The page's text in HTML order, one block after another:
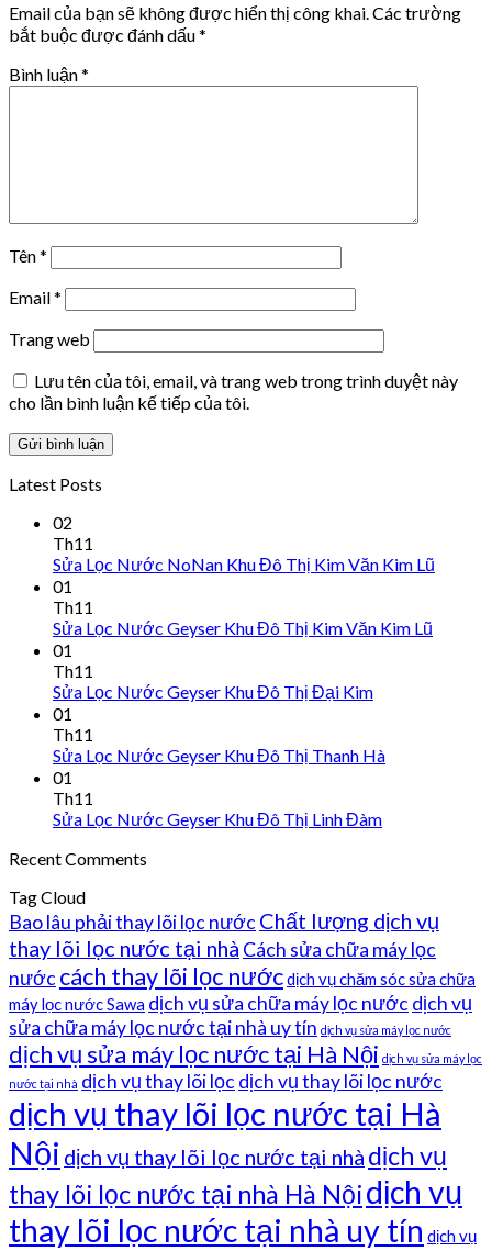
Email của bạn sẽ không được hiển thị công khai. Các trường
bắt buộc được đánh dấu*
Bình luận*
Tên*
Email*
Trang web
Lưu tên của tôi, email, và trang web trong trình duyệt này
cho lần bình luận kế tiếp của tôi.
Latest Posts
02
Th11
Sửa Lọc Nước NoNan Khu Đô Thị Kim Văn Kim Lũ
01
Th11
Sửa Lọc Nước Geyser Khu Đô Thị Kim Văn Kim Lũ
01
Th11
Sửa Lọc Nước Geyser Khu Đô Thị Đại Kim
01
Th11
Sửa Lọc Nước Geyser Khu Đô Thị Thanh Hà
01
Th11
Sửa Lọc Nước Geyser Khu Đô Thị Linh Đàm
Recent Comments
Tag Cloud
Bao lâu phải thay lõi lọc nước Chất lượng dịch vụ
thay lõi lọc nước tại nhà Cách sửa chữa máy lọc
nước cách thay lõi lọc nướcdịch vụ chăm sóc sửa chữa
máy lọc nước Sawa dịch vụ sửa chữa máy lọc nước dịch vụ
sửa chữa máy lọc nước tại nhà uy tín dịch vụ sửa máy lọc nước
dịch vụ sửa máy lọc nước tại Hà Nội dịch vụ sửa máy lọc
nước tại nhà dịch vụ thay lõi lọc dịch vụ thay lõi lọc nước
dịch vụ thay lõi lọc nước tại Hà
Nội dịch vụ thay lõi lọc nước tại nhà dịch vụ
thay lõi lọc nước tại nhà Hà Nộidịch vụ
thay lõi lọc nước tại nhà uy tín dịch vụ